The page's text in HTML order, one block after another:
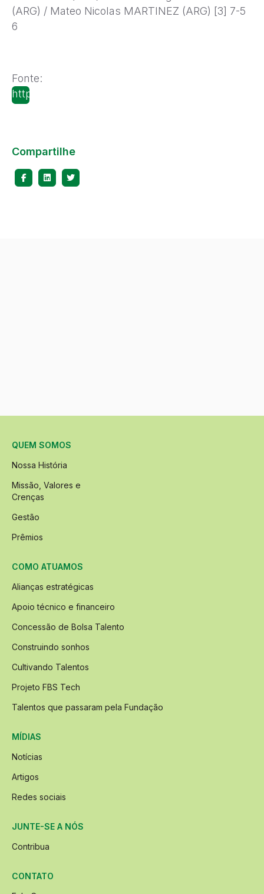
(ARG) / Mateo Nicolas MARTINEZ (ARG) [3] 7-5
6
Fonte:
http://www.itftennis.com/
Compartilhe
QUEM SOMOS
Nossa História
Missão, Valores e
Crenças
Gestão
Prêmios
COMO ATUAMOS
Alianças estratégicas
Apoio técnico e financeiro
Concessão de Bolsa Talento
Construindo sonhos
Cultivando Talentos
Projeto FBS Tech
Talentos que passaram pela Fundação
MÍDIAS
Notícias
Artigos
Redes sociais
JUNTE-SE A NÓS
Contribua
CONTATO